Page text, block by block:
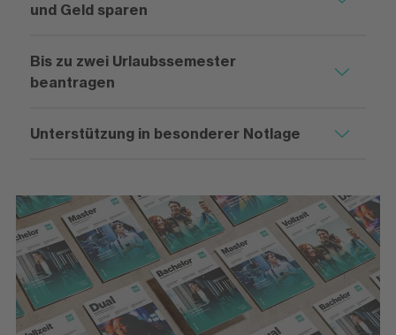
und Geld sparen
Bis zu zwei Urlaubssemester
beantragen
Unterstützung in besonderer Notlage